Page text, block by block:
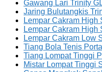
Gawang Lari Trinity
Jaring Bulutangkis
Lempar Cakram
Lempar Cakram High
Lempar Cakram Low
Tiang Bola Tenis
Tiang Lompat Tinggi
Mistar Lompat Tinggi